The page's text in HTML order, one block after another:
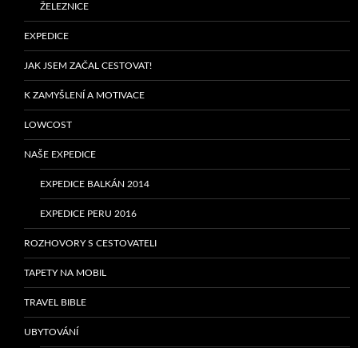
ŽELEZNICE
EXPEDICE
JAK JSEM ZAČAL CESTOVAT!
K ZAMYŠLENÍ A MOTIVACE
LOWCOST
NAŠE EXPEDICE
EXPEDICE BALKÁN 2014
EXPEDICE PERU 2016
ROZHOVORY S CESTOVATELI
TAPETY NA MOBIL
TRAVEL BIBLE
UBYTOVÁNÍ